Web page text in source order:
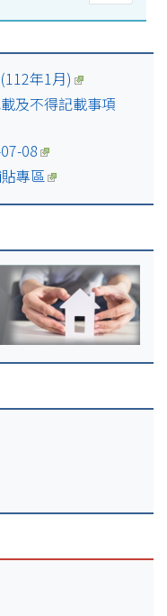
年1月)
及不得記載事項
08
專區